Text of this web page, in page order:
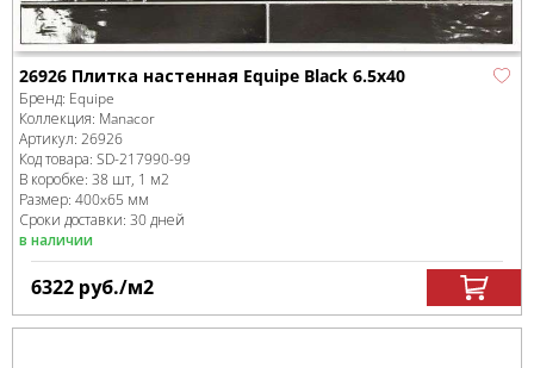
26926 Плитка настенная Equipe Black 6.5x40
Бренд: Equipe
Коллекция: Manacor
Артикул: 26926
Код товара: SD-217990-99
В коробке: 38 шт, 1 м2
Размер: 400x65 мм
Сроки доставки: 30 дней
в наличии
6322 руб./м2